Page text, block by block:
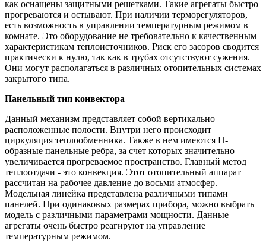
как оснащены защитными решетками. Такие агрегаты быстро
прогреваются и остывают. При наличии терморегуляторов,
есть возможность в управлении температурным режимом в
комнате. Это оборудование не требовательно к качественным
характеристикам теплоисточников. Риск его засоров сводится
практически к нулю, так как в трубах отсутствуют сужения.
Они могут располагаться в различных отопительных системах
закрытого типа.
Панельный тип конвектора
Данный механизм представляет собой вертикально
расположенные полости. Внутри него происходит
циркуляция теплообменника. Также в нем имеются П-
образные панельные ребра, за счет которых значительно
увеличивается прогреваемое пространство. Главный метод
теплоотдачи - это конвекция. Этот отопительный аппарат
рассчитан на рабочее давление до восьми атмосфер.
Модельная линейка представлена различными типами
панелей. При одинаковых размерах прибора, можно выбрать
модель с различными параметрами мощности. Данные
агрегаты очень быстро реагируют на управление
температурным режимом.